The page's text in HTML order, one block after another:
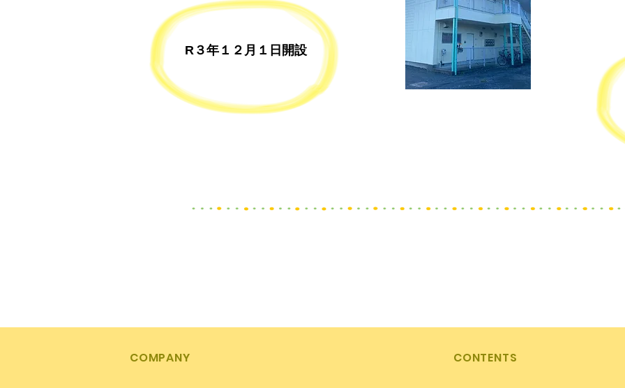
R３年１２月１日開設
COMPANY CONTENTS